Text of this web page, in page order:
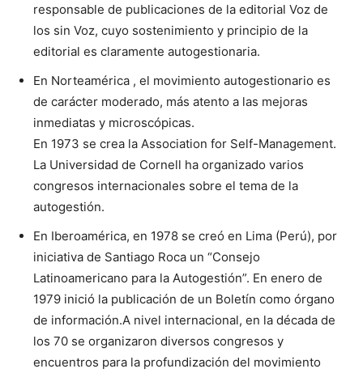
responsable de publicaciones de la editorial Voz de
los sin Voz, cuyo sostenimiento y principio de la
editorial es claramente autogestionaria.
En Norteamérica , el movimiento autogestionario es
de carácter moderado, más atento a las mejoras
inmediatas y microscópicas.
En 1973 se crea la Association for Self-Management.
La Universidad de Cornell ha organizado varios
congresos internacionales sobre el tema de la
autogestión.
En Iberoamérica, en 1978 se creó en Lima (Perú), por
iniciativa de Santiago Roca un “Consejo
Latinoamericano para la Autogestión”. En enero de
1979 inició la publicación de un Boletín como órgano
de información.A nivel internacional, en la década de
los 70 se organizaron diversos congresos y
encuentros para la profundización del movimiento